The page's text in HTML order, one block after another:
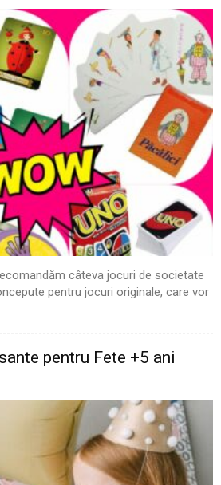
câteva jocuri de societate
pentru jocuri originale, care vor
pentru Fete +5 ani